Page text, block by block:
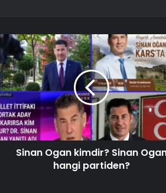
Sinan Ogan kimdir? Sinan
hangi partiden?